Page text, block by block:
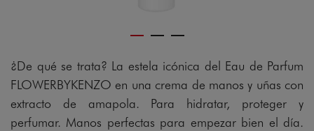
¿De qué se trata? La estela icónica del Eau de Parfum
FLOWERBYKENZO en una crema de manos y uñas con
extracto de amapola. Para hidratar, proteger y
perfumar. Manos perfectas para empezar bien el día.